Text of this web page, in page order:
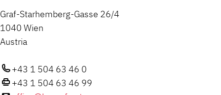
Graf-Starhemberg-Gasse 26/4
1040 Wien
Austria
+43 1 504 63 46 0
+43 1 504 63 46 99